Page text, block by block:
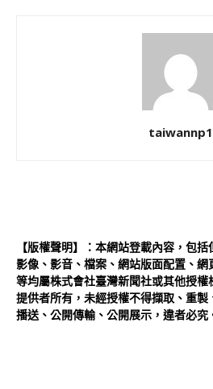
taiwannp1
【版權聲明】：本網站登載內容，包
影像、影音、檔案、網站版面配置、
等均屬株式會社臺灣新聞社或其他授
提供者所有，未經授權不得擷取、重
播送、公開傳輸、公開展示，違者必究